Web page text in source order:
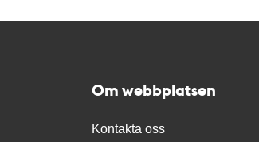
Om webbplatsen
Kontakta oss